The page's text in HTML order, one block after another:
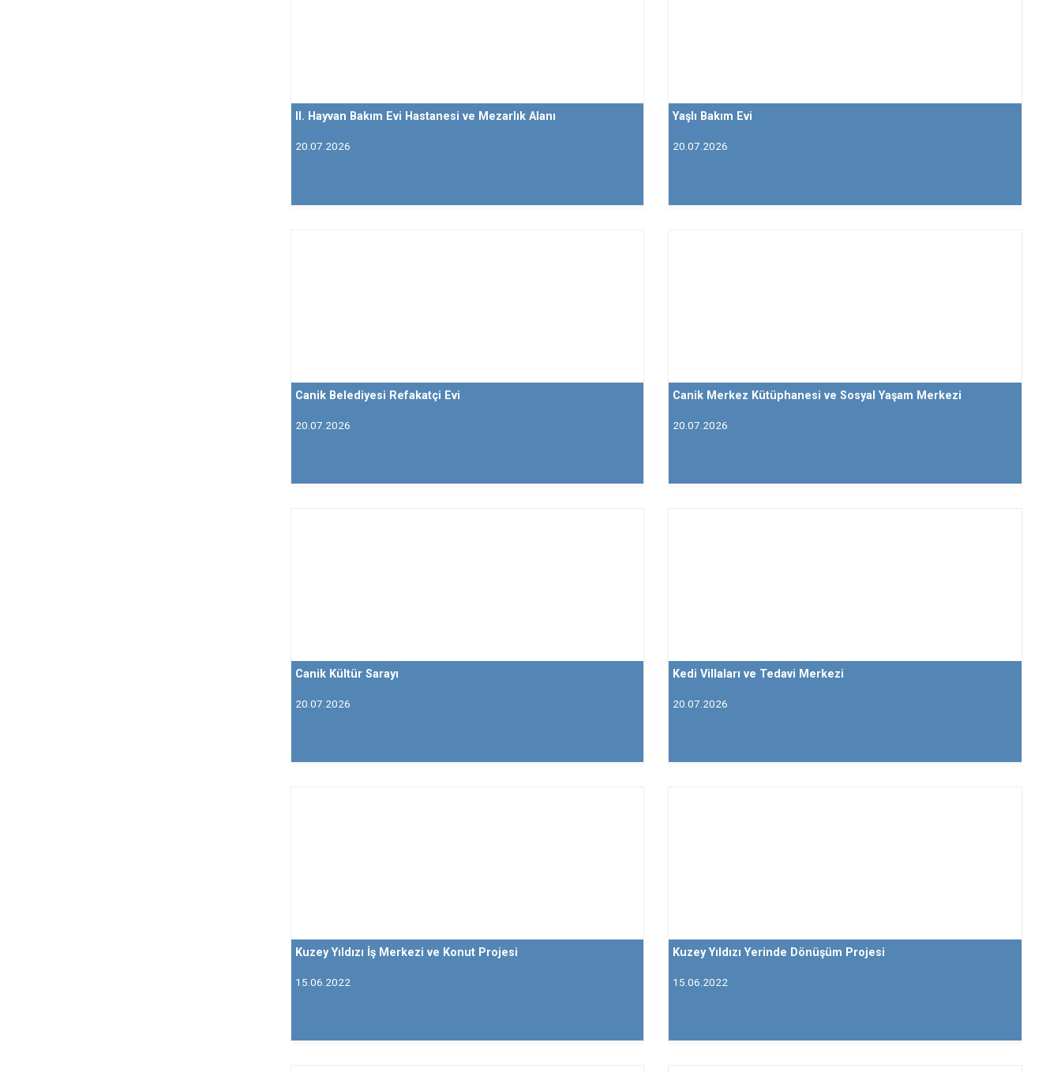
II. Hayvan Bakım Evi Hastanesi ve Mezarlık Alanı
20.07.2026
Yaşlı Bakım Evi
20.07.2026
Canik Belediyesi Refakatçi Evi
20.07.2026
Canik Merkez Kütüphanesi ve Sosyal Yaşam Merkezi
20.07.2026
Canik Kültür Sarayı
20.07.2026
Kedi Villaları ve Tedavi Merkezi
20.07.2026
Kuzey Yıldızı İş Merkezi ve Konut Projesi
15.06.2022
Kuzey Yıldızı Yerinde Dönüşüm Projesi
15.06.2022